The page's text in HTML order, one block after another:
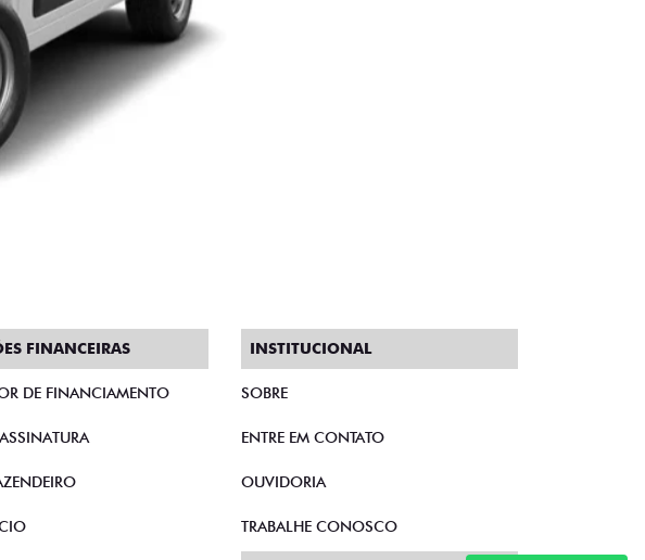
FINANCEIRAS
DE FINANCIAMENTO
INSTITUCIONAL
SOBRE
ENTRE EM CONTATO
OUVIDORIA
TRABALHE CONOSCO